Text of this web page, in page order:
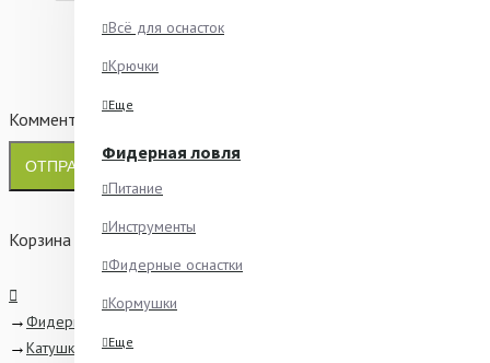
Комментарий
ОТПРАВИТЬ
Корзина
Всё для оснасток
Крючки
Еще
Фидерная ловля
Питание
Инструменты
Фидерные оснастки
Кормушки
Еще
Фидерная ловля
Катушки